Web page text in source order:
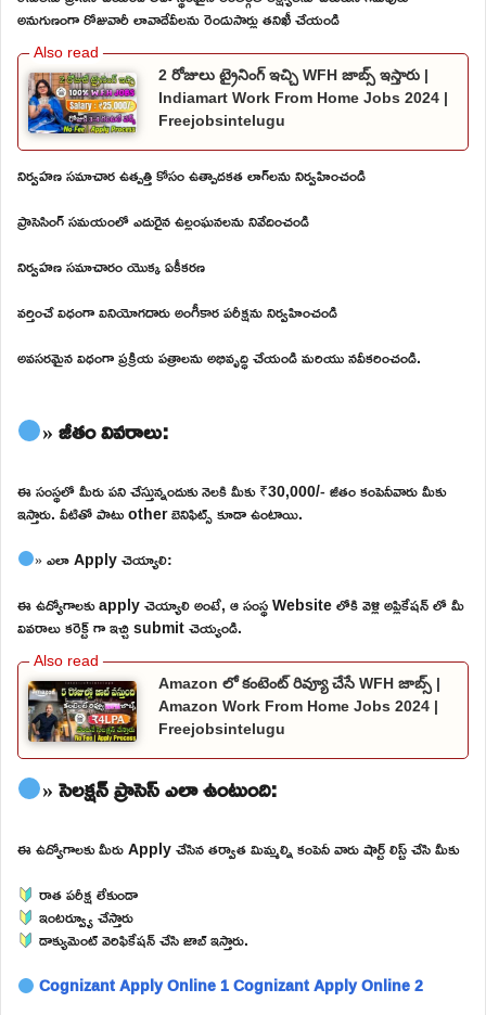
అనుగుణంగా రోజువారీ లావాదేవీలను రెండుసార్లు తనిఖీ చేయండి
2 రోజులు ట్రైనింగ్ ఇచ్చి WFH జాబ్స్ ఇస్తారు |
Indiamart Work From Home Jobs 2024 |
Freejobsintelugu
నిర్వహణ సమాచార ఉత్పత్తి కోసం ఉత్పాదకత లాగ్‌లను నిర్వహించండి
ప్రాసెసింగ్ సమయంలో ఎదురైన ఉల్లంఘనలను నివేదించండి
నిర్వహణ సమాచారం యొక్క ఏకీకరణ
వర్తించే విధంగా వినియోగదారు అంగీకార పరీక్షను నిర్వహించండి
అవసరమైన విధంగా ప్రక్రియ పత్రాలను అభివృద్ధి చేయండి మరియు నవీకరించండి.
» జీతం వివరాలు:
ఈ సంస్థలో మీరు పని చేస్తున్నందుకు నెలకి మీకు ₹30,000/- జీతం కంపెనీవారు మీకు
ఇస్తారు. వీటితో పాటు other బెనిఫిట్స్ కూడా ఉంటాయి.
» ఎలా Apply చెయ్యాలి:
ఈ ఉద్యోగాలకు apply చెయ్యాలి అంటే, ఆ సంస్థ Website లోకి వెళ్లి అప్లికేషన్ లో మీ
వివరాలు కరెక్ట్ గా ఇచ్చి submit చెయ్యండి.
Amazon లో కంటెంట్ రివ్యూ చేసే WFH జాబ్స్ |
Amazon Work From Home Jobs 2024 |
Freejobsintelugu
» సెలక్షన్ ప్రాసెస్ ఎలా ఉంటుంది:
ఈ ఉద్యోగాలకు మీరు Apply చేసిన తర్వాత మిమ్మల్ని కంపెనీ వారు షార్ట్ లిస్ట్ చేసి మీకు
రాత పరీక్ష లేకుండా
ఇంటర్వ్యూ చేస్తారు
డాక్యుమెంట్ వెరిఫికేషన్ చేసి జాబ్ ఇస్తారు.
Cognizant Apply Online 1Cognizant Apply Online 2